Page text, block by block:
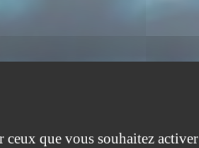
que vous souhaitez activer